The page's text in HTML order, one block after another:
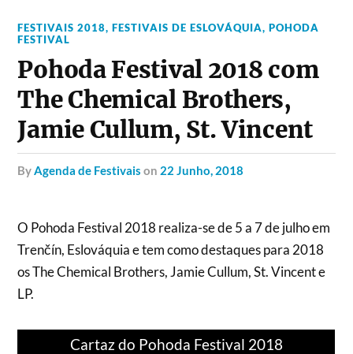
FESTIVAIS 2018,FESTIVAIS DE ESLOVÁQUIA,POHODA
FESTIVAL
Pohoda Festival 2018 com
The Chemical Brothers,
Jamie Cullum, St. Vincent
byAgenda de Festivais on 22 Junho, 2018
O Pohoda Festival 2018 realiza-se de 5 a 7 de julho em
Trenčín, Eslováquia e tem como destaques para 2018
os The Chemical Brothers, Jamie Cullum, St. Vincent e
LP.
Cartaz do Pohoda Festival 2018